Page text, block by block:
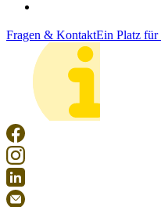
Fragen & KontaktEin Platz für